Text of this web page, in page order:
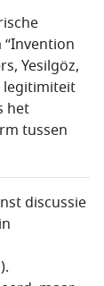
Yesilgöz,
legitimiteit
het
tussen
discussie